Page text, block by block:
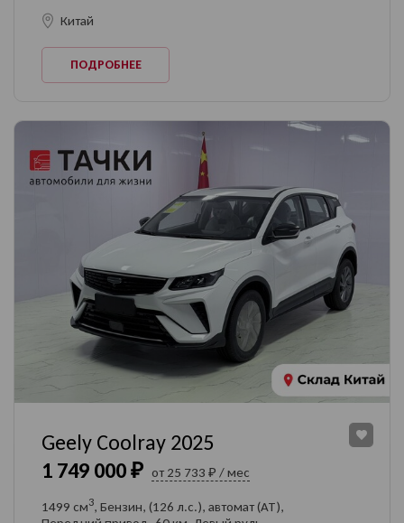
Китай
ПОДРОБНЕЕ
1 749 000 ₽ от 25 733 ₽ / мес
Geely Coolray 2025
1499 см3, Бензин, (126 л.с.), автомат (AT),
Оставить заявку
на продажу автомобиля